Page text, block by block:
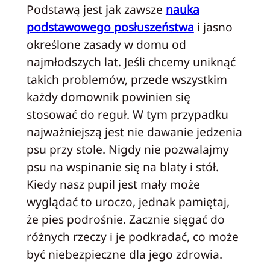
Podstawą jest jak zawsze nauka
podstawowego posłuszeństwa i jasno
określone zasady w domu od
najmłodszych lat. Jeśli chcemy uniknąć
takich problemów, przede wszystkim
każdy domownik powinien się
stosować do reguł. W tym przypadku
najważniejszą jest nie dawanie jedzenia
psu przy stole. Nigdy nie pozwalajmy
psu na wspinanie się na blaty i stół.
Kiedy nasz pupil jest mały może
wyglądać to uroczo, jednak pamiętaj,
że pies podrośnie. Zacznie sięgać do
różnych rzeczy i je podkradać, co może
być niebezpieczne dla jego zdrowia.